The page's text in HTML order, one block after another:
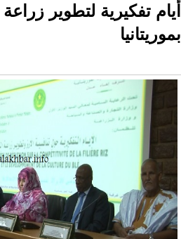
أيام تفكيرية لتطوير
بموريتانيا